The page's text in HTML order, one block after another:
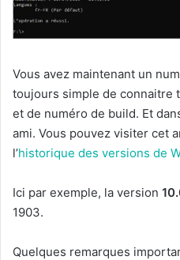
Vous avez maintenant un
toujours simple de connaitre
et de numéro de build. Et
ami. Vous pouvez visiter cet
l’historique des versions de
Ici par exemple, la version
1903.
Quelques remarques